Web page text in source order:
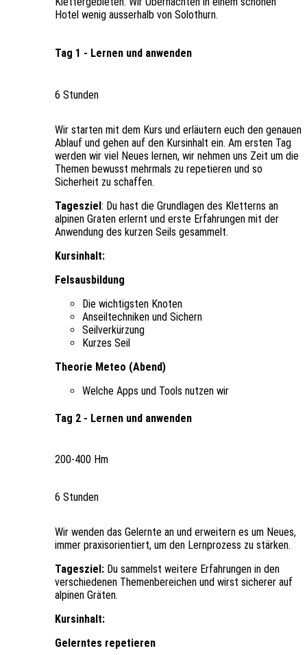
Hotel wenig ausserhalb von Solothurn.
Tag 1 - Lernen und anwenden
6 Stunden
Wir starten mit dem Kurs und erläutern euch den genauen
Ablauf und gehen auf den Kursinhalt ein. Am ersten Tag
werden wir viel Neues lernen, wir nehmen uns Zeit um die
Themen bewusst mehrmals zu repetieren und so
Sicherheit zu schaffen.
Tagesziel: Du hast die Grundlagen des Kletterns an
alpinen Graten erlernt und erste Erfahrungen mit der
Anwendung des kurzen Seils gesammelt.
Kursinhalt:
Felsausbildung
Die wichtigsten Knoten
Anseiltechniken und Sichern
Seilverkürzung
Kurzes Seil
Theorie Meteo (Abend)
Welche Apps und Tools nutzen wir
Tag 2 - Lernen und anwenden
200-400 Hm
6 Stunden
Wir wenden das Gelernte an und erweitern es um Neues,
immer praxisorientiert, um den Lernprozess zu stärken.
Tagesziel: Du sammelst weitere Erfahrungen in den
verschiedenen Themenbereichen und wirst sicherer auf
alpinen Gräten.
Kursinhalt:
Gelerntes repetieren